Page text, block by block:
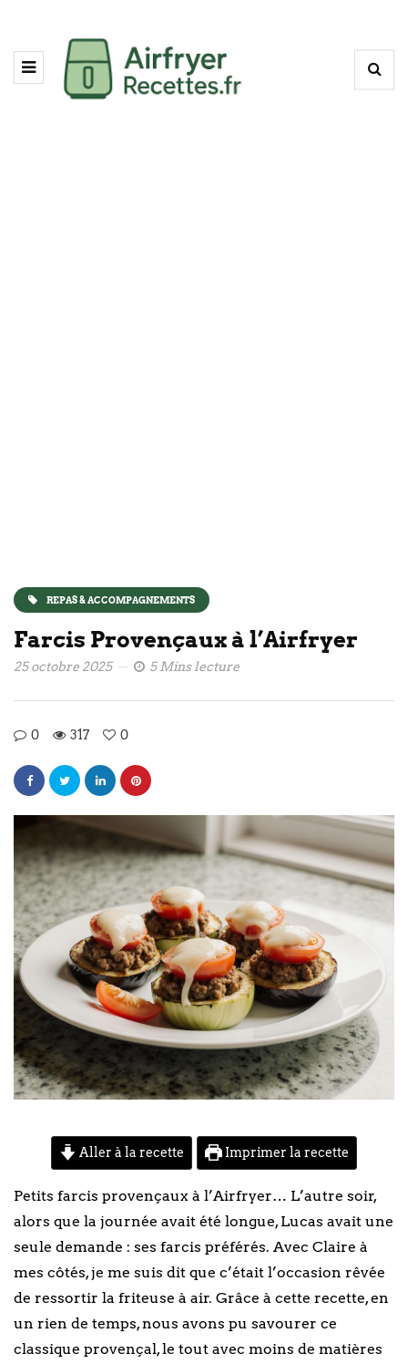
REPAS & ACCOMPAGNEMENTS
Farcis Provençaux à l’Airfryer
25 octobre 2025 5 Mins lecture
0 317 0
Aller à la recette Imprimer la recette
Petits farcis provençaux à l’Airfryer… L’autre soir,
alors que la journée avait été longue, Lucas avait une
seule demande : ses farcis préférés. Avec Claire à
mes côtés, je me suis dit que c’était l’occasion rêvée
de ressortir la friteuse à air. Grâce à cette recette, en
un rien de temps, nous avons pu savourer ce
classique provençal, le tout avec moins de matières